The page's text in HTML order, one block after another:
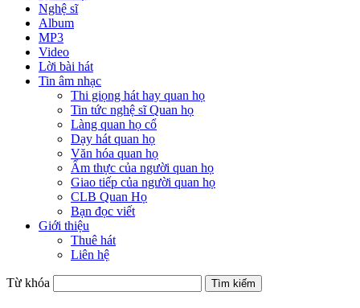
Nghệ sĩ
Album
MP3
Video
Lời bài hát
Tin âm nhạc
Thi giọng hát hay quan họ
Tin tức nghệ sĩ Quan họ
Làng quan họ cổ
Dạy hát quan họ
Văn hóa quan họ
Ẩm thực của người quan họ
Giao tiếp của người quan họ
CLB Quan Họ
Bạn đọc viết
Giới thiệu
Thuê hát
Liên hệ
Từ khóa